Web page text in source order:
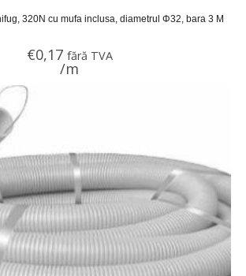
320N cu mufa inclusa, diametrul Φ32, bara 3 M
€0,17 fără TVA
/m